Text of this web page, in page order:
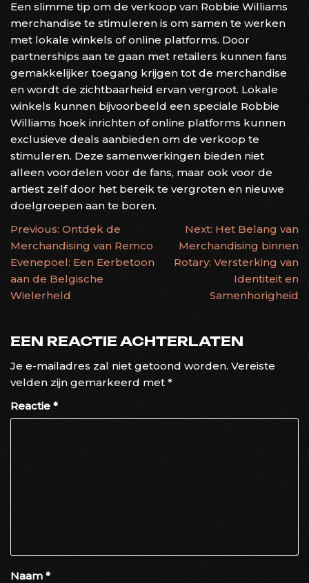
Een slimme tip om de verkoop van Robbie Williams
merchandise te stimuleren is om samen te werken
met lokale winkels of online platforms. Door
partnerships aan te gaan met retailers kunnen fans
gemakkelijker toegang krijgen tot de merchandise
en wordt de zichtbaarheid ervan vergroot. Lokale
winkels kunnen bijvoorbeeld een speciale Robbie
Williams hoek inrichten of online platforms kunnen
exclusieve deals aanbieden om de verkoop te
stimuleren. Deze samenwerkingen bieden niet
alleen voordelen voor de fans, maar ook voor de
artiest zelf door het bereik te vergroten en nieuwe
doelgroepen aan te boren.
BERICHTNAVIGATIE
Previous: Ontdek de
Merchandising van Remco
Evenepoel: Een Eerbetoon
aan de Belgische
Wielerheld
Next: Het Belang van
Merchandising binnen
Rotary: Versterking van
Identiteit en
Samenhorigheid
EEN REACTIE ACHTERLATEN
Je e-mailadres zal niet getoond worden. Vereiste
velden zijn gemarkeerd met *
Reactie *
Naam *